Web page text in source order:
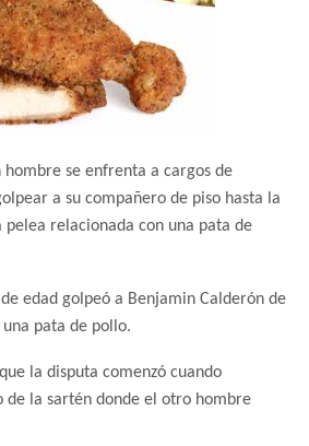
se enfrenta a cargos de
a su compañero de piso hasta la
pelea relacionada con una pata de
edad golpeó a Benjamin Calderón de
pata de pollo.
la disputa comenzó cuando
de la sartén donde el otro hombre